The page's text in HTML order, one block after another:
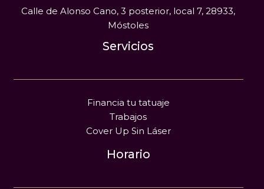
Calle de Alonso Cano, 3 posterior, local 7, 28933,
Móstoles
Servicios
Financia tu tatuaje
Trabajos
Cover Up Sin Láser
Horario